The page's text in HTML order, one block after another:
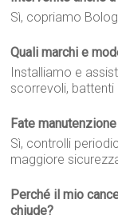
Sì, copriamo
Quali marchi e
Installiamo e
scorrevoli, battenti
Fate
Sì, controlli
maggiore
Perché il mio
chiude?